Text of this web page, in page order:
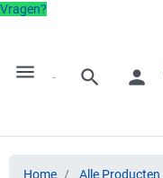
Vragen?
menu search person
Home Alle Producten